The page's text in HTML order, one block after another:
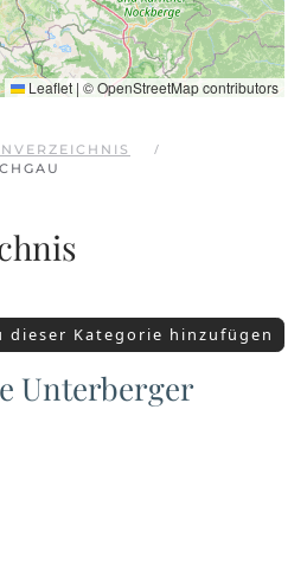
Leaflet | ©OpenStreetMapcontributors
dieser Kategorie hinzufügen
Unterberger